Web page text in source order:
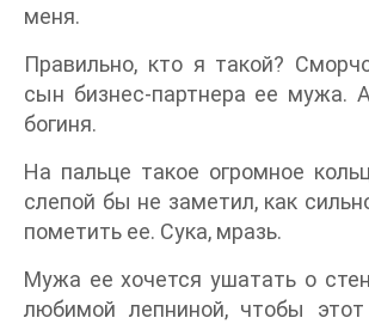
меня.
Правильно, кто я такой?
сын бизнес-партнера ее мужа.
богиня.
На пальце такое огромное
слепой бы не заметил, как
пометить ее. Сука, мразь.
Мужа ее хочется ушатать о
любимой лепниной, чтобы